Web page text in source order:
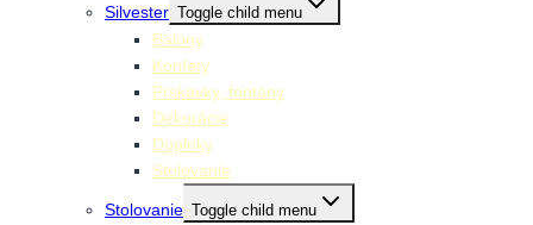
Silvester Toggle child menu
Balóny
Konfety
Prskavky, fontány
Dekorácie
Doplnky
Stolovanie
Stolovanie Toggle child menu